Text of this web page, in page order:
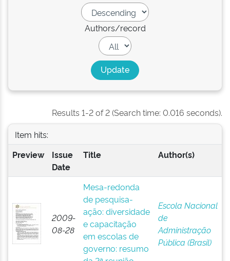
Authors/record
Results 1-2 of 2 (Search time: 0.016 seconds).
Item hits:
Preview
Issue
Date
Title Author(s)
2009-
08-28
Mesa-redonda
de pesquisa-
ação: diversidade
e capacitação
em escolas de
governo: resumo
Escola Nacional
de
Administração
Pública (Brasil)